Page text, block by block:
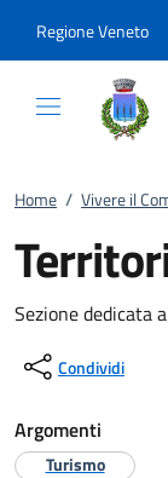
Regione Veneto
Home / Vivere il
Sezione dedicata
Condividi
Argomenti
Turismo